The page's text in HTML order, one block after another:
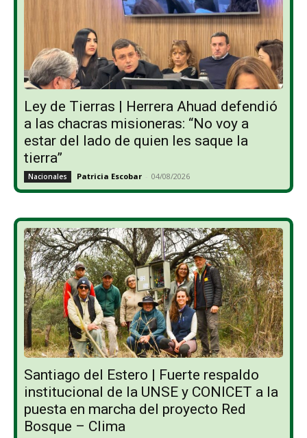
Ley de Tierras | Herrera Ahuad defendió
a las chacras misioneras: “No voy a
estar del lado de quien les saque la
tierra”
Nacionales Patricia Escobar - 04/08/2026
Santiago del Estero | Fuerte respaldo
institucional de la UNSE y CONICET a la
puesta en marcha del proyecto Red
Bosque – Clima